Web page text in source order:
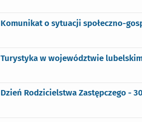
Komunikat o sytuacji społeczno-
Turystyka w województwie
Dzień Rodzicielstwa Zastępczego -